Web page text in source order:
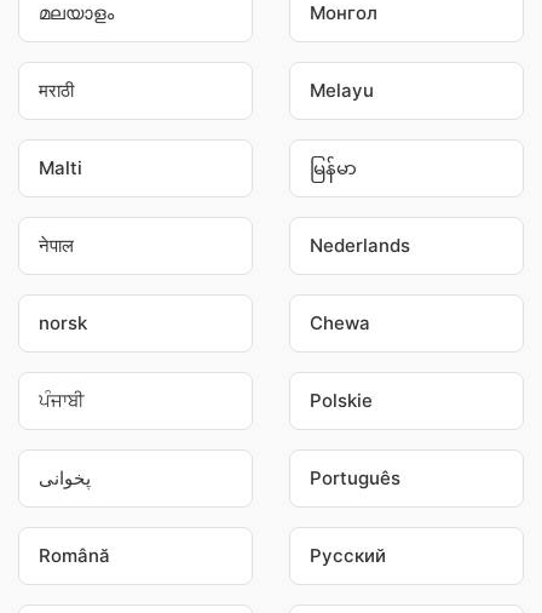
മലയാളം Монгол
मराठी Melayu
Malti မြန်မာ
नेपाल Nederlands
norsk Chewa
ਪੰਜਾਬੀ Polskie
پخوانی Português
Română Pусский